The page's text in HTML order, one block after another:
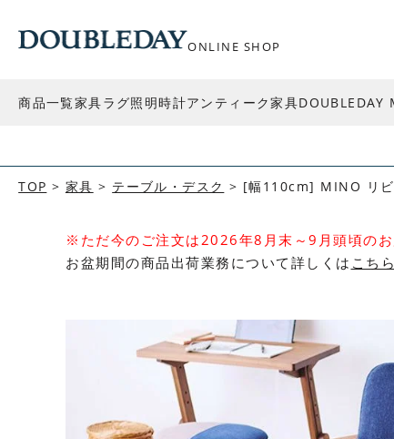
ONLINE SHOP
商品一覧家具ラグ照明時計アンティーク家具DOUBLEDAY
TOP 家具 テーブル・デスク [幅110cm] MINO リビ
※ただ今のご注文は2026年8月末～9月頭頃のお
お盆期間の商品出荷業務について詳しくは こちら